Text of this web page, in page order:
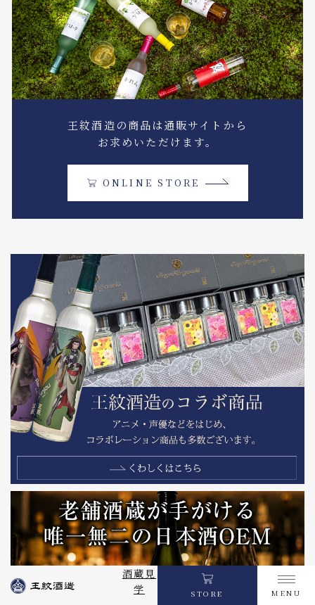
酒蔵見
学
STORE MENU
王紋酒造の商品は通販サイトから
お求めいただけます。
ONLINE STORE